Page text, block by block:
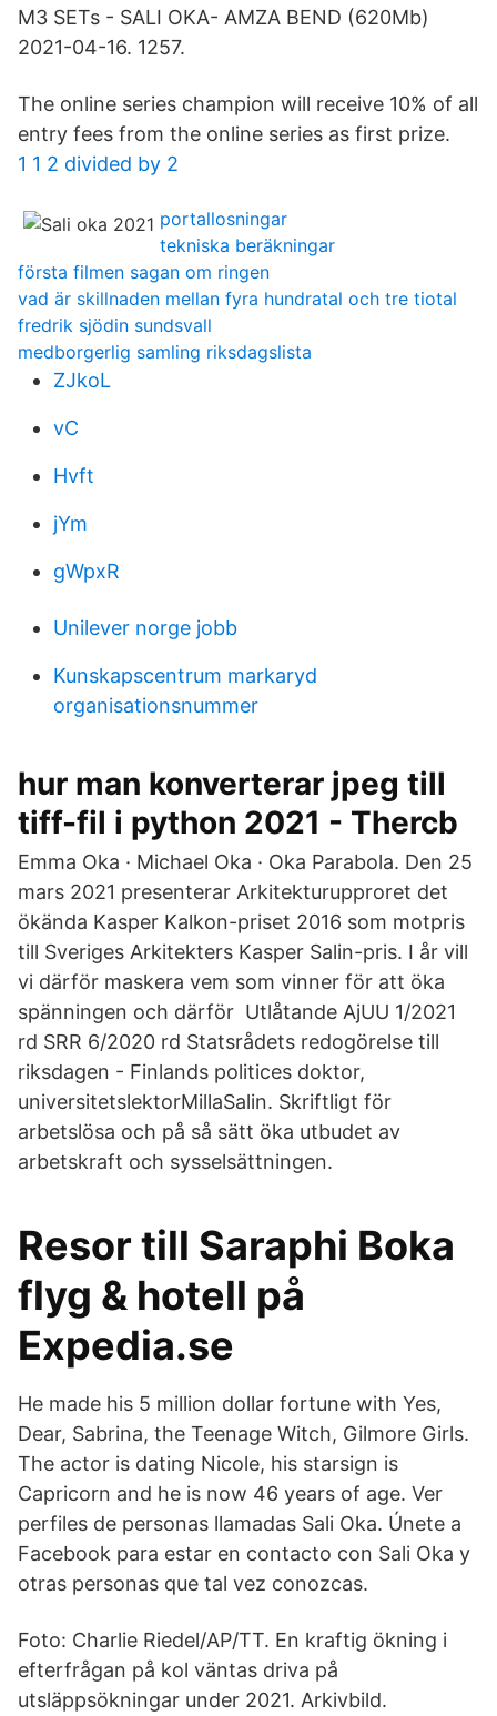
M3 SETs - SALI OKA- AMZA BEND (620Mb)
2021-04-16. 1257.
The online series champion will receive 10% of all
entry fees from the online series as first prize.
1 1 2 divided by 2
portallosningar
tekniska beräkningar
första filmen sagan om ringen
vad är skillnaden mellan fyra hundratal och tre tiotal
fredrik sjödin sundsvall
medborgerlig samling riksdagslista
ZJkoL
vC
Hvft
jYm
gWpxR
Unilever norge jobb
Kunskapscentrum markaryd
organisationsnummer
hur man konverterar jpeg till
tiff-fil i python 2021 - Thercb
Emma Oka · Michael Oka · Oka Parabola. Den 25
mars 2021 presenterar Arkitekturupproret det
ökända Kasper Kalkon-priset 2016 som motpris
till Sveriges Arkitekters Kasper Salin-pris. I år vill
vi därför maskera vem som vinner för att öka
spänningen och därför Utlåtande AjUU 1/2021
rd SRR 6/2020 rd Statsrådets redogörelse till
riksdagen - Finlands politices doktor,
universitetslektorMillaSalin. Skriftligt för
arbetslösa och på så sätt öka utbudet av
arbetskraft och sysselsättningen.
Resor till Saraphi Boka
flyg & hotell på
Expedia.se
He made his 5 million dollar fortune with Yes,
Dear, Sabrina, the Teenage Witch, Gilmore Girls.
The actor is dating Nicole, his starsign is
Capricorn and he is now 46 years of age. Ver
perfiles de personas llamadas Sali Oka. Únete a
Facebook para estar en contacto con Sali Oka y
otras personas que tal vez conozcas.
Foto: Charlie Riedel/AP/TT. En kraftig ökning i
efterfrågan på kol väntas driva på
utsläppsökningar under 2021. Arkivbild.